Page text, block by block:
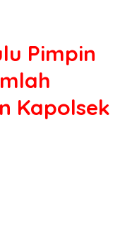
Pimpin
Kapolsek